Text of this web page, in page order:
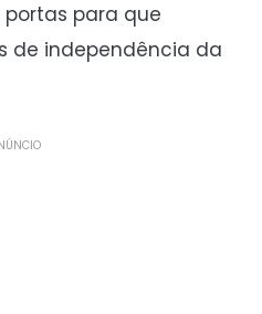
portas para que
de independência da